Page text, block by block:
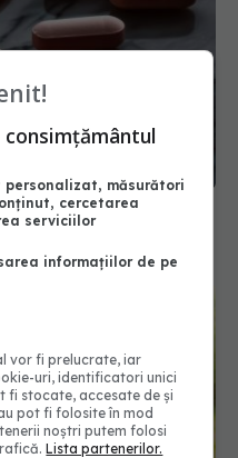
temporar în farmacii.
măsura
consimțământul
măsurători
cercetarea
serviciilor
informațiilor de pe
vor fi prelucrate, iar
uri, identificatori unici
fi stocate, accesate de și
pot fi folosite în mod
noștri putem folosi
Lista partenerilor.